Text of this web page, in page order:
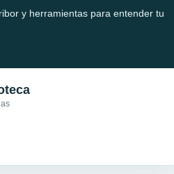
y herramientas para entender tu